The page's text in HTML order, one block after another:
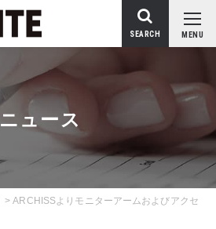
MENU
SEARCH
ニュース
>ARCHISSよりモニターアームおよびアクセ